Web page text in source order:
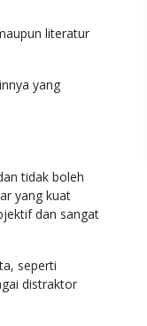
literatur
yang
tidak boleh
yang kuat
dan sangat
seperti
distraktor